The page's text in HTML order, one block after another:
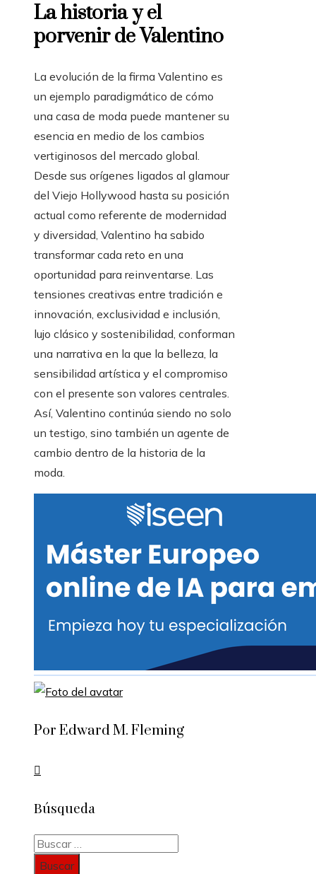
La historia y el
porvenir de Valentino
La evolución de la firma Valentino es
un ejemplo paradigmático de cómo
una casa de moda puede mantener su
esencia en medio de los cambios
vertiginosos del mercado global.
Desde sus orígenes ligados al glamour
del Viejo Hollywood hasta su posición
actual como referente de modernidad
y diversidad, Valentino ha sabido
transformar cada reto en una
oportunidad para reinventarse. Las
tensiones creativas entre tradición e
innovación, exclusividad e inclusión,
lujo clásico y sostenibilidad, conforman
una narrativa en la que la belleza, la
sensibilidad artística y el compromiso
con el presente son valores centrales.
Así, Valentino continúa siendo no solo
un testigo, sino también un agente de
cambio dentro de la historia de la
moda.
Por Edward M. Fleming
Búsqueda
Buscar: